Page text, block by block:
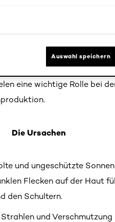
immer mit dem Alter
eine wichtige Rolle bei
Die Ursachen
und ungeschützte
Flecken auf der Haut
den Schultern.
und
Auswahl speichern